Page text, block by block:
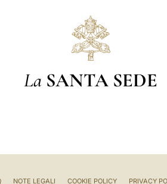
La SANTA SEDE
NOTE LEGALI COOKIE POLICY PRIVACY